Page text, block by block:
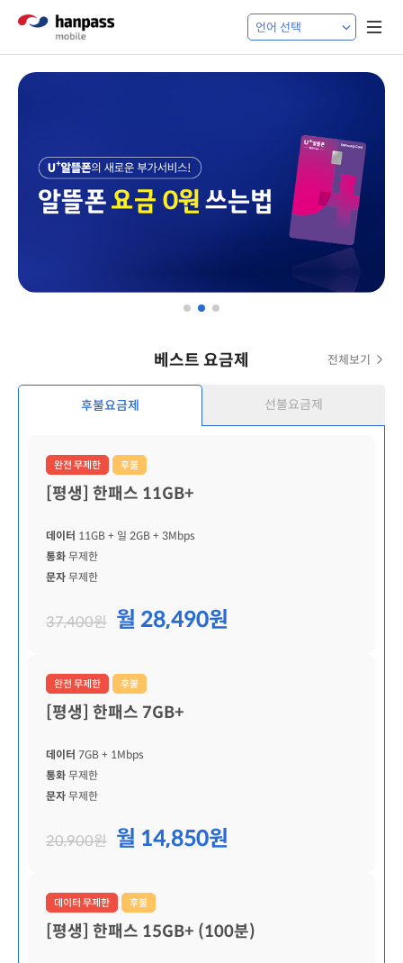
베스트 요금제 전체보기
후불요금제 선불요금제
완전 무제한 후불
[평생] 한패스 11GB+
데이터 11GB + 일 2GB + 3Mbps
통화 무제한
문자 무제한
37,400원 월 28,490원
완전 무제한 후불
[평생] 한패스 7GB+
데이터 7GB + 1Mbps
통화 무제한
문자 무제한
20,900원 월 14,850원
데이터 무제한 후불
[평생] 한패스 15GB+ (100분)